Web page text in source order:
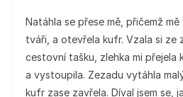
Natáhla se přese mě, přičemž
tváři, a otevřela kufr. Vzala si ze
cestovní tašku, zlehka mi
a vystoupila. Zezadu vytáhla
kufr zase zavřela. Díval jsem se,